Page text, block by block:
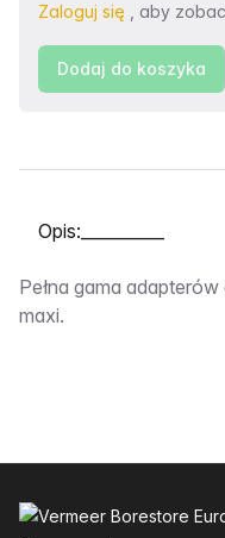
Zaloguj się , aby
Dodaj do koszyka
Wybierz kartę
Opis:__________
Pełna gama
maxi.